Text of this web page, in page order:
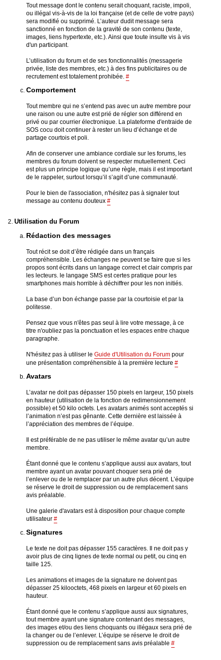
Tout message dont le contenu serait choquant, raciste, impoli,
ou illégal vis-à-vis de la loi française (et de celle de votre pays)
sera modifié ou supprimé. L’auteur dudit message sera
sanctionné en fonction de la gravité de son contenu (texte,
images, liens hypertexte, etc.). Ainsi que toute insulte vis à vis
d'un participant.
L’utilisation du forum et de ses fonctionnalités (messagerie
privée, liste des membres, etc.) à des fins publicitaires ou de
recrutement est totalement prohibée. #
Comportement
Tout membre qui ne s’entend pas avec un autre membre pour
une raison ou une autre est prié de régler son différend en
privé ou par courrier électronique. La plateforme d'entraide de
SOS cocu doit continuer à rester un lieu d’échange et de
partage courtois et poli.
Afin de conserver une ambiance cordiale sur les forums, les
membres du forum doivent se respecter mutuellement. Ceci
est plus un principe logique qu’une règle, mais il est important
de le rappeler, surtout lorsqu’il s’agit d’une communauté.
Pour le bien de l'association, n'hésitez pas à signaler tout
message au contenu douteux #
Utlilisation du Forum
Rédaction des messages
Tout récit se doit d’être rédigée dans un français
compréhensible. Les échanges ne peuvent se faire que si les
propos sont écrits dans un langage correct et clair compris par
les lecteurs. le langage SMS est certes pratique pour les
smartphones mais horrible à déchiffrer pour les non initiés.
La base d’un bon échange passe par la courtoisie et par la
politesse.
Pensez que vous n'êtes pas seul à lire votre message, à ce
titre n'oubliez pas la ponctuation et les espaces entre chaque
paragraphe.
N'hésitez pas à utiliser le Guide d'Utilisation du Forum pour
une présentation compréhensible à la première lecture #
Avatars
L’avatar ne doit pas dépasser 150 pixels en largeur, 150 pixels
en hauteur (utilisation de la fonction de redimensionnement
possible) et 50 kilo octets. Les avatars animés sont acceptés si
l’animation n’est pas gênante. Cette dernière est laissée à
l’appréciation des membres de l’équipe.
Il est préférable de ne pas utiliser le même avatar qu’un autre
membre.
Étant donné que le contenu s’applique aussi aux avatars, tout
membre ayant un avatar pouvant choquer sera prié de
l’enlever ou de le remplacer par un autre plus décent. L’équipe
se réserve le droit de suppression ou de remplacement sans
avis préalable.
Une galerie d'avatars est à disposition pour chaque compte
utilisateur #
Signatures
Le texte ne doit pas dépasser 155 caractères. Il ne doit pas y
avoir plus de cinq lignes de texte normal ou petit, ou cinq en
taille 125.
Les animations et images de la signature ne doivent pas
dépasser 25 kilooctets, 468 pixels en largeur et 60 pixels en
hauteur.
Étant donné que le contenu s’applique aussi aux signatures,
tout membre ayant une signature contenant des messages,
des images et/ou des liens choquants ou illégaux sera prié de
la changer ou de l’enlever. L’équipe se réserve le droit de
suppression ou de remplacement sans avis préalable #